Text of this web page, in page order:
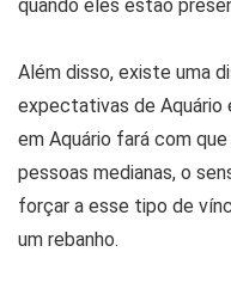
quando eles estão
Além disso, existe uma
expectativas de Aquário
em Aquário fará com
pessoas medianas, o
forçar a esse tipo de
um rebanho.